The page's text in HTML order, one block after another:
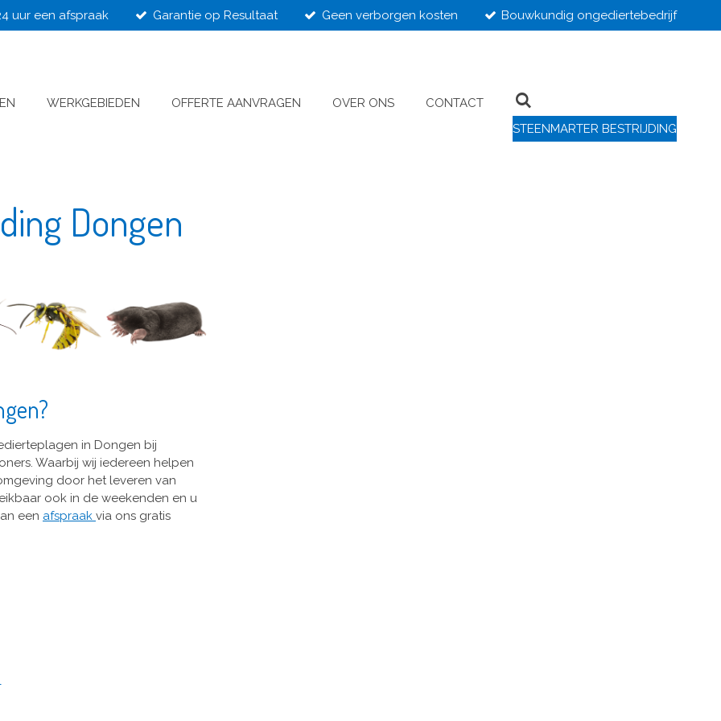
uur een afspraak Garantie op Resultaat Geen verborgen kosten Bouwkundig ongediertebedrijf
WERKGEBIEDEN OFFERTE AANVRAGEN OVER ONS
CONTACT
STEENMARTER BESTRIJDING
Dongen
in Dongen bij
Waarbij wij iedereen helpen
door het leveren van
ook in de weekenden en u
een afspraak via ons gratis